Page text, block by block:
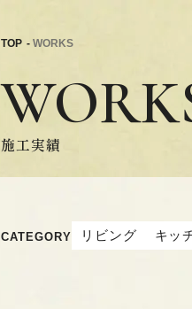
TOP WORKS
施工実績
CATEGORY リビング キッ